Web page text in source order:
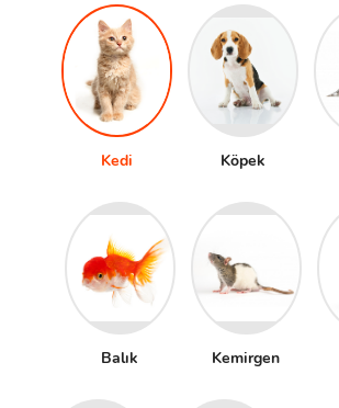
Kedi Köpek
Balık Kemirgen